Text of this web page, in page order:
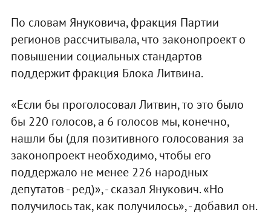
По словам Януковича, фракция Партии
регионов рассчитывала, что законопроект о
повышении социальных стандартов
поддержит фракция Блока Литвина.
«Если бы проголосовал Литвин, то это было
бы 220 голосов, а 6 голосов мы, конечно,
нашли бы (для позитивного голосования за
законопроект необходимо, чтобы его
поддержало не менее 226 народных
депутатов - ред)», - сказал Янукович. «Но
получилось так, как получилось», - добавил он.